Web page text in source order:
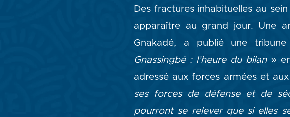
Des fractures inhabituelles au
apparaître au grand jour. Une
Gnakadé, a publié une
Gnassingbé : l’heure du bilan»
adressé aux forces armées et
ses forces de défense et de
pourront se relever que si elles